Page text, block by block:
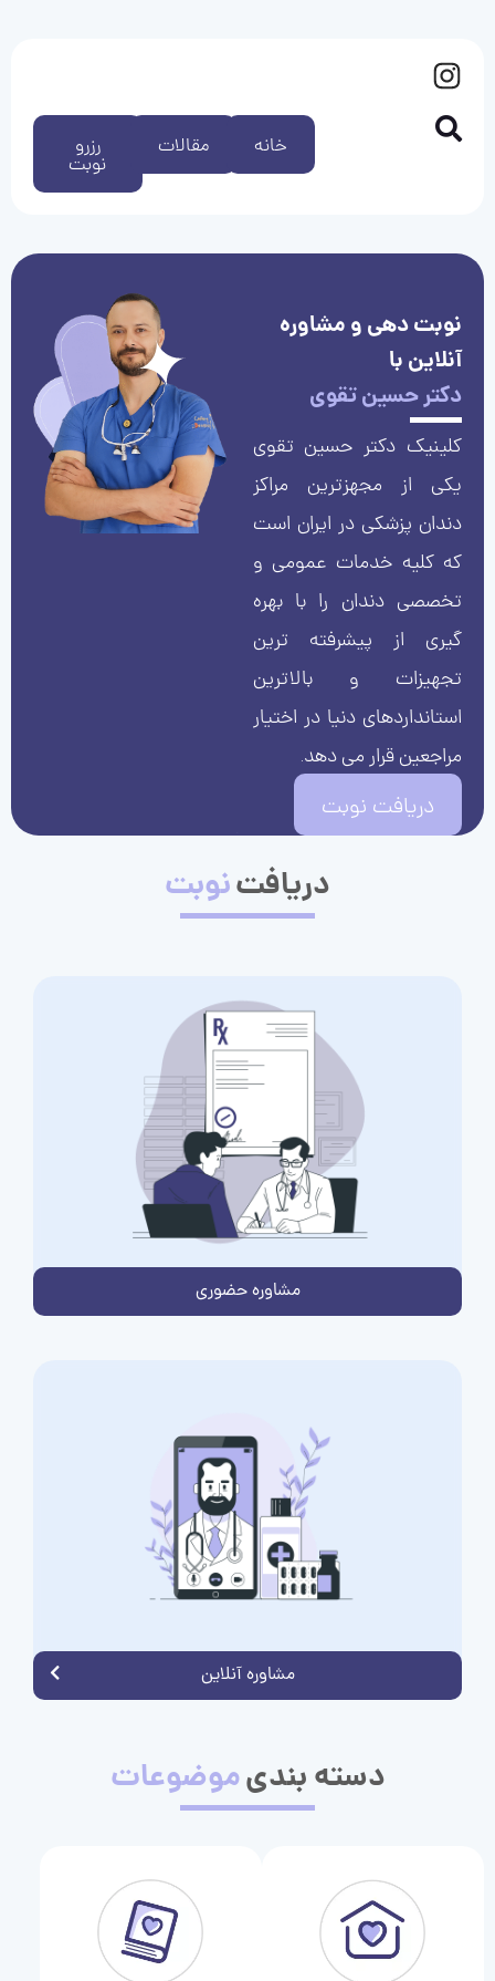
رزرو
نوبت
مقالات خانه
نوبت دهی و مشاوره
آنلاین با
دکتر حسین تقوی
کلینیک دکتر حسین تقوی
یکی از مجهزترین مراکز
دندان پزشکی در ایران است
که کلیه خدمات عمومی و
تخصصی دندان را با بهره
گیری از پیشرفته ترین
تجهیزات و بالاترین
استانداردهای دنیا در اختیار
مراجعین قرار می دهد.
دریافت نوبت
دریافتنوبت
مشاوره حضوری
مشاوره آنلاین
دسته بندیموضوعات